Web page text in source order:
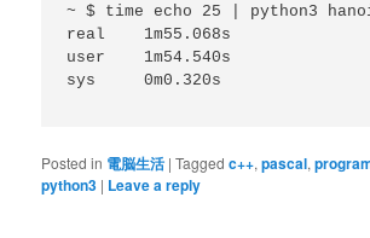
~ $ time echo 25 | python3
real	1m55.068s
user	1m54.540s
sys	0m0.320s
Posted in 電脳生活 |Tagged c++,pascal,
python3 | Leave a reply